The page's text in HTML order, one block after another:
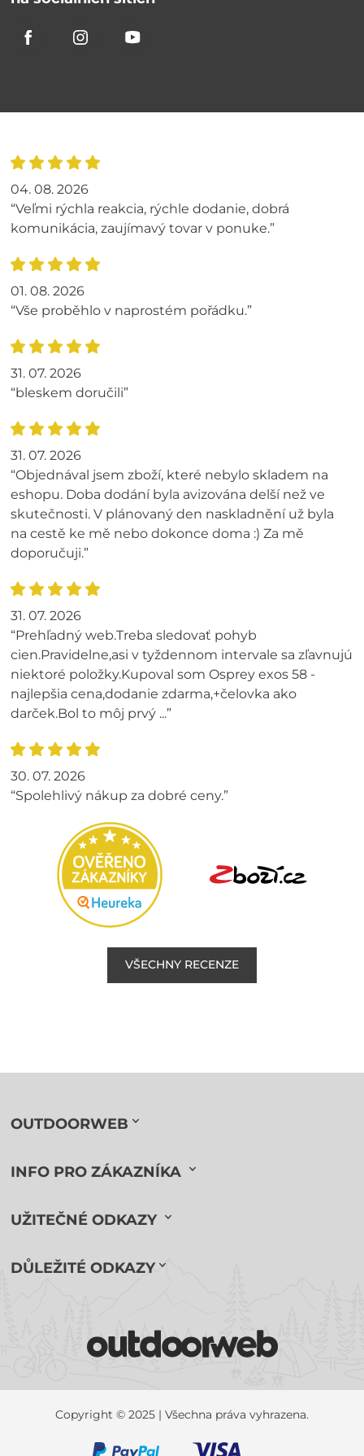
04. 08. 2026
“Veľmi rýchla reakcia, rýchle dodanie, dobrá
komunikácia, zaujímavý tovar v ponuke.”
01. 08. 2026
“Vše proběhlo v naprostém pořádku.”
31. 07. 2026
“bleskem doručili”
31. 07. 2026
“Objednával jsem zboží, které nebylo skladem na
eshopu. Doba dodání byla avizována delší než ve
skutečnosti. V plánovaný den naskladnění už byla
na cestě ke mě nebo dokonce doma :) Za mě
doporučuji.”
31. 07. 2026
“Prehľadný web.Treba sledovať pohyb
cien.Pravidelne,asi v tyždennom intervale sa zľavnujú
niektoré položky.Kupoval som Osprey exos 58 -
najlepšia cena,dodanie zdarma,+čelovka ako
darček.Bol to môj prvý ...”
30. 07. 2026
“Spolehlivý nákup za dobré ceny.”
VŠECHNY RECENZE
OUTDOORWEB
INFO PRO ZÁKAZNÍKA
UŽITEČNÉ ODKAZY
DŮLEŽITÉ ODKAZY
Copyright © 2025 | Všechna práva vyhrazena.